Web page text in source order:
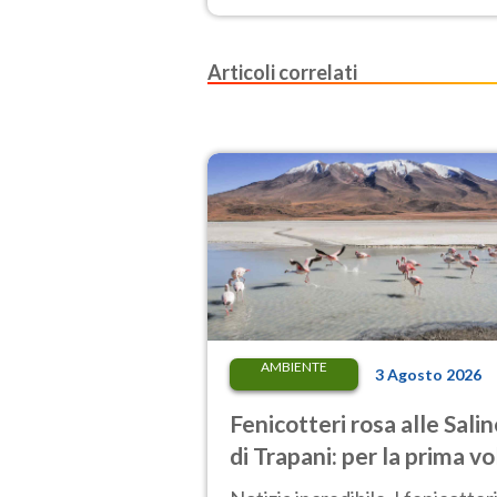
Articoli correlati
AMBIENTE 3 Agosto 2026
Fenicotteri rosa alle
di Trapani: per la prima
nascono tre pulcini nella